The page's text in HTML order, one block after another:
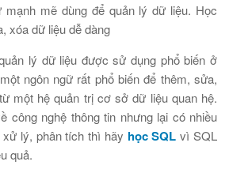
mạnh mẽ dùng để quản lý dữ liệu. Học
xóa dữ liệu dễ dàng
lý dữ liệu được sử dụng phổ biến ở
ngôn ngữ rất phổ biến để thêm, sửa,
một hệ quản trị cơ sở dữ liệu quan hệ.
công nghệ thông tin nhưng lại có nhiều
lý, phân tích thì hãy học SQL vì SQL
quả.